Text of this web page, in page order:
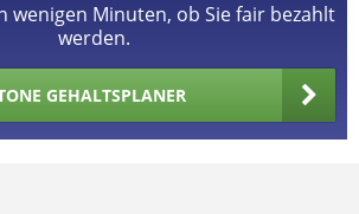
wenigen Minuten, ob Sie fair bezahlt
werden.
GEHALTSPLANER